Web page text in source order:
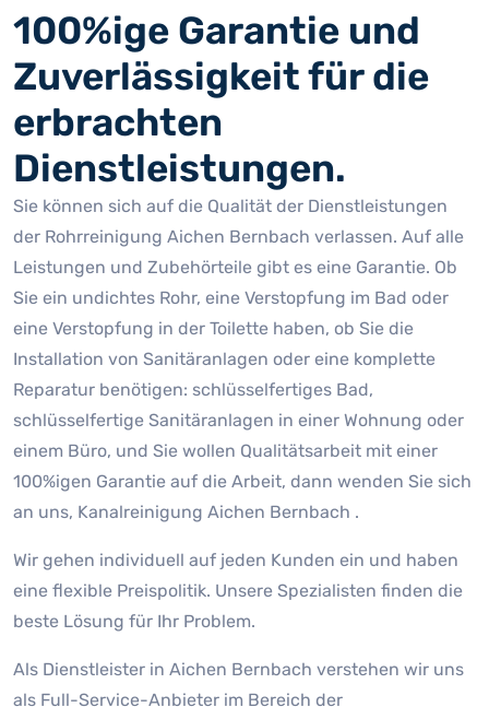
100%ige Garantie und
Zuverlässigkeit für die
erbrachten
Dienstleistungen.
Sie können sich auf die Qualität der Dienstleistungen
der Rohrreinigung Aichen Bernbach verlassen. Auf alle
Leistungen und Zubehörteile gibt es eine Garantie. Ob
Sie ein undichtes Rohr, eine Verstopfung im Bad oder
eine Verstopfung in der Toilette haben, ob Sie die
Installation von Sanitäranlagen oder eine komplette
Reparatur benötigen: schlüsselfertiges Bad,
schlüsselfertige Sanitäranlagen in einer Wohnung oder
einem Büro, und Sie wollen Qualitätsarbeit mit einer
100%igen Garantie auf die Arbeit, dann wenden Sie sich
an uns, Kanalreinigung Aichen Bernbach .
Wir gehen individuell auf jeden Kunden ein und haben
eine flexible Preispolitik. Unsere Spezialisten finden die
beste Lösung für Ihr Problem.
Als Dienstleister in Aichen Bernbach verstehen wir uns
als Full-Service-Anbieter im Bereich der